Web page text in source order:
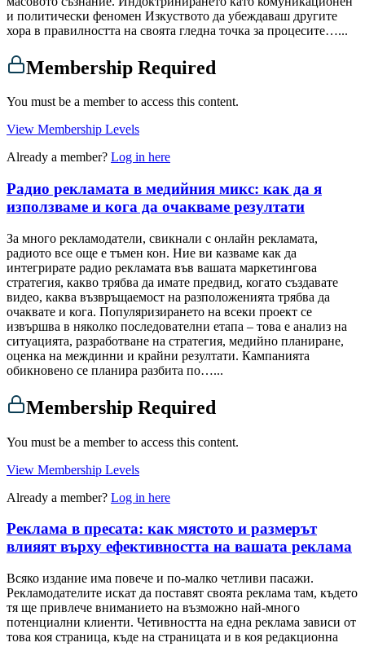
и политически феномен Изкуството да убеждаваш другите
хора в правилността на своята гледна точка за процесите…...
Membership Required
You must be a member to access this content.
View Membership Levels
Already a member? Log in here
Радио рекламата в медийния микс: как да я
използваме и кога да очакваме резултати
За много рекламодатели, свикнали с онлайн рекламата,
радиото все още е тъмен кон. Ние ви казваме как да
интегрирате радио рекламата във вашата маркетингова
стратегия, какво трябва да имате предвид, когато създавате
видео, каква възвръщаемост на разположенията трябва да
очаквате и кога. Популяризирането на всеки проект се
извършва в няколко последователни етапа – това е анализ на
ситуацията, разработване на стратегия, медийно планиране,
оценка на междинни и крайни резултати. Кампанията
обикновено се планира разбита по…...
Membership Required
You must be a member to access this content.
View Membership Levels
Already a member? Log in here
Реклама в пресата: как мястото и размерът
влияят върху ефективността на вашата реклама
Всяко издание има повече и по-малко четливи пасажи.
Рекламодателите искат да поставят своята реклама там, където
тя ще привлече вниманието на възможно най-много
потенциални клиенти. Четивността на една реклама зависи от
това коя страница, къде на страницата и в коя редакционна